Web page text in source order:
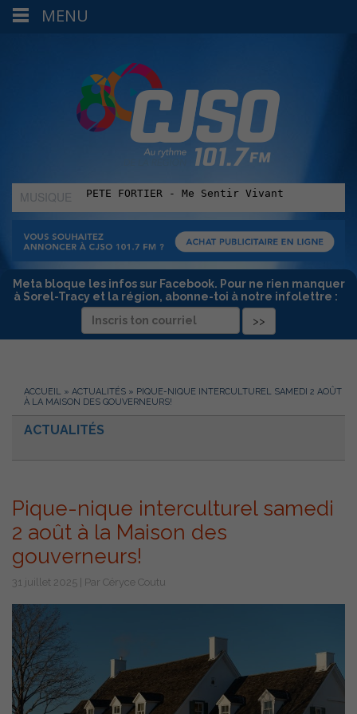
MUSIQUE
:
Meta bloque les infos sur Facebook. Pour ne rien manquer
à Sorel-Tracy et la région, abonne-toi à notre infolettre :
ACCUEIL » ACTUALITÉS » PIQUE-NIQUE INTERCULTUREL SAMEDI 2 AOÛT
À LA MAISON DES GOUVERNEURS!
ACTUALITÉS
Pique-nique interculturel samedi
2 août à la Maison des
gouverneurs!
31 juillet 2025 | Par Céryce Coutu
MENU